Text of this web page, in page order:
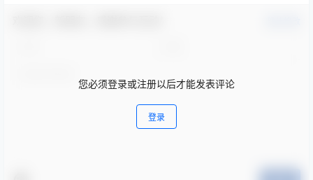
您必须登录或注册以后才能发表评论
登录